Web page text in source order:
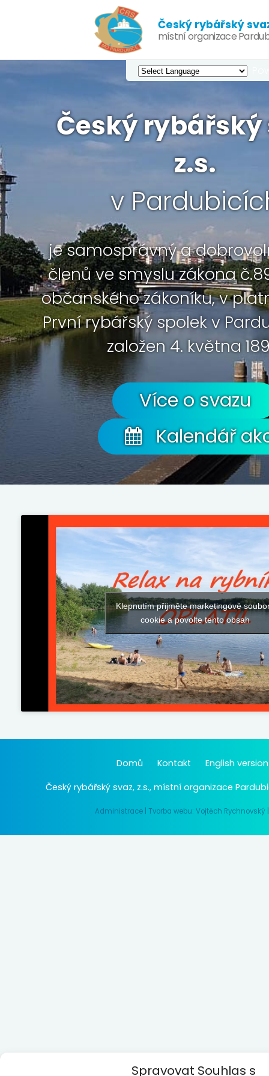
Spravovat Souhlas s
Český rybářský
místní organizace
Český rybářský
z.s.
v
je samosprávný a
členů ve smyslu zákona
občanského zákoníku, v
První rybářský spolek v
založen 4. května
Více o svazu
Kalendář
Klepnutím přijměte marketingové
cookie a povolte tento obsah
Domů Kontakt
English version
Český rybářský svaz, z.s., místní organizace
Administrace | Tvorba webu: Vojtěch